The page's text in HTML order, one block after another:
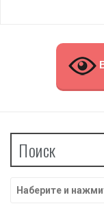
Поиск
Найти: